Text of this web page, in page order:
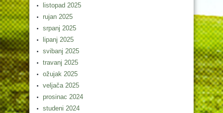
listopad 2025
rujan 2025
srpanj 2025
lipanj 2025
svibanj 2025
travanj 2025
ožujak 2025
veljača 2025
prosinac 2024
studeni 2024